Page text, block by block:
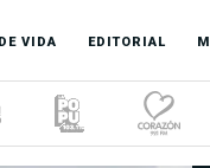
VIDA EDITORIAL